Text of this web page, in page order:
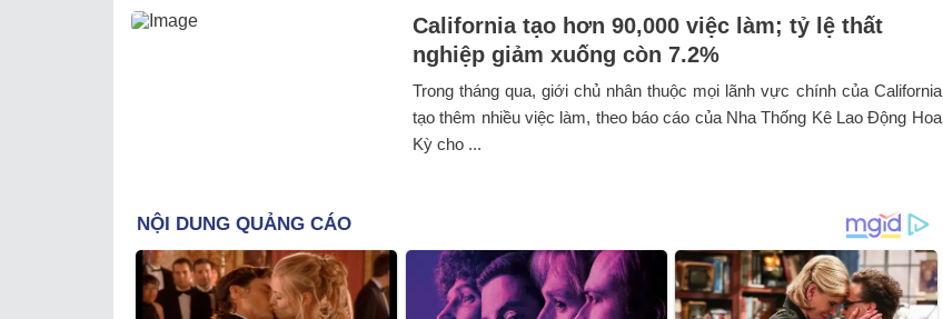
California tạo hơn 90,000 việc làm; tỷ lệ thất
nghiệp giảm xuống còn 7.2%
Trong tháng qua, giới chủ nhân thuộc mọi lãnh vực chính của California
tạo thêm nhiều việc làm, theo báo cáo của Nha Thống Kê Lao Động Hoa
Kỳ cho ...